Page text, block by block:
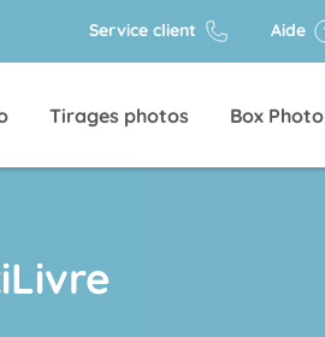
Service client Aide
Tirages photos Box Photo